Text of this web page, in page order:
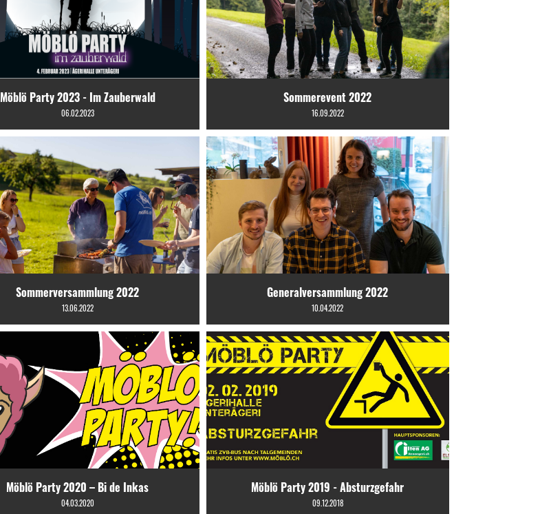
Möblö Party 2023 - Im Zauberwald
06.02.2023
Sommerevent 2022
16.09.2022
Sommerversammlung 2022
13.06.2022
Generalversammlung 2022
10.04.2022
Möblö Party 2020 – Bi de Inkas
04.03.2020
Möblö Party 2019 - Absturzgefahr
09.12.2018